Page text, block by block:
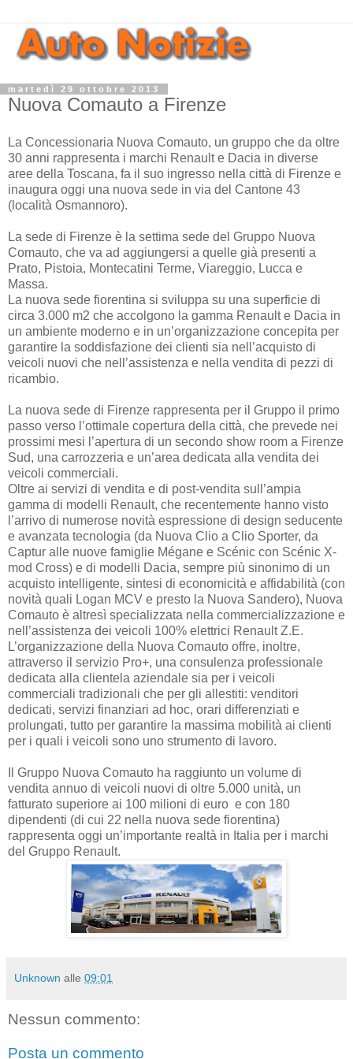
martedì 29 ottobre 2013
Nuova Comauto a Firenze
La Concessionaria Nuova Comauto, un gruppo che da oltre
30 anni rappresenta i marchi Renault e Dacia in diverse
aree della Toscana, fa il suo ingresso nella città di Firenze e
inaugura oggi una nuova sede in via del Cantone 43
(località Osmannoro).
La sede di Firenze è la settima sede del Gruppo Nuova
Comauto, che va ad aggiungersi a quelle già presenti a
Prato, Pistoia, Montecatini Terme, Viareggio, Lucca e
Massa.
La nuova sede fiorentina si sviluppa su una superficie di
circa 3.000 m2 che accolgono la gamma Renault e Dacia in
un ambiente moderno e in un’organizzazione concepita per
garantire la soddisfazione dei clienti sia nell’acquisto di
veicoli nuovi che nell’assistenza e nella vendita di pezzi di
ricambio.
La nuova sede di Firenze rappresenta per il Gruppo il primo
passo verso l’ottimale copertura della città, che prevede nei
prossimi mesi l’apertura di un secondo show room a Firenze
Sud, una carrozzeria e un’area dedicata alla vendita dei
veicoli commerciali.
Oltre ai servizi di vendita e di post-vendita sull’ampia
gamma di modelli Renault, che recentemente hanno visto
l’arrivo di numerose novità espressione di design seducente
e avanzata tecnologia (da Nuova Clio a Clio Sporter, da
Captur alle nuove famiglie Mégane e Scénic con Scénic X-
mod Cross) e di modelli Dacia, sempre più sinonimo di un
acquisto intelligente, sintesi di economicità e affidabilità (con
novità quali Logan MCV e presto la Nuova Sandero), Nuova
Comauto è altresì specializzata nella commercializzazione e
nell’assistenza dei veicoli 100% elettrici Renault Z.E.
L’organizzazione della Nuova Comauto offre, inoltre,
attraverso il servizio Pro+, una consulenza professionale
dedicata alla clientela aziendale sia per i veicoli
commerciali tradizionali che per gli allestiti: venditori
dedicati, servizi finanziari ad hoc, orari differenziati e
prolungati, tutto per garantire la massima mobilità ai clienti
per i quali i veicoli sono uno strumento di lavoro.
Il Gruppo Nuova Comauto ha raggiunto un volume di
vendita annuo di veicoli nuovi di oltre 5.000 unità, un
fatturato superiore ai 100 milioni di euro e con 180
dipendenti (di cui 22 nella nuova sede fiorentina)
rappresenta oggi un’importante realtà in Italia per i marchi
del Gruppo Renault.
Unknown alle 09:01
Nessun commento:
Posta un commento